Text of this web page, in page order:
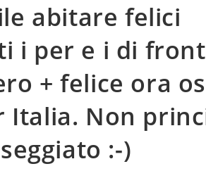
abitare felici
i per e i di
+ felice ora
Italia. Non
:-)